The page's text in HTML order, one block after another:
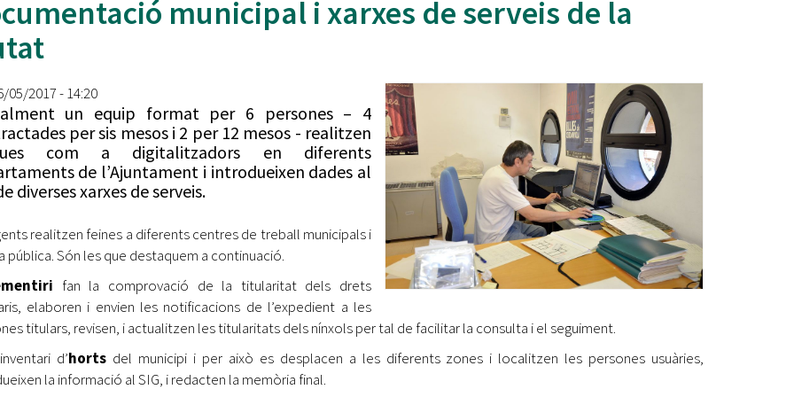
Accés a Informació Pública
Dades Obertes
Catàleg de Serveis i Tràmits
Oberta la convocatòria d'Ajuts per a l'autoocupació
jove 2026
l'entorn de l'avinguda Catalunya
El FIT presenta el cartell de la seva 16a edició i dona el
tret de sortida al festival
L’Ajuntament reparteix ulleres gratuïtes per veure
Equipaments
Mercats Municipals
Webs Municipals
municipal i xarxes de serveis de la
05/2017 - 14:20
un equip format per 6 persones – 4
per sis mesos i 2 per 12 mesos - realitzen
com a digitalitzadors en diferents
de l’Ajuntament i introdueixen dades al
diverses xarxes de serveis.
realitzen feines a diferents centres de treball municipals i
pública. Són les que destaquem a continuació.
fan la comprovació de la titularitat dels drets
elaboren i envien les notificacions de l’expedient a les
titulars, revisen, i actualitzen les titularitats dels nínxols per tal de facilitar la consulta i el seguiment.
d’horts del municipi i per això es desplacen a les diferents zones i localitzen les persones usuàries,
la informació al SIG, i redacten la memòria final.